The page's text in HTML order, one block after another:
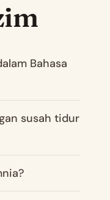
Bahasa
susah tidur